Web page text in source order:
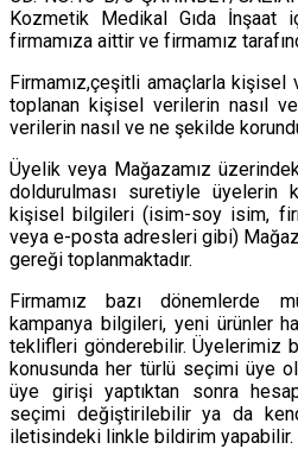
Kozmetik Medikal Gıda
firmamıza aittir ve firmamız
Firmamız,çeşitli amaçlarla kişisel
toplanan kişisel verilerin nasıl
verilerin nasıl ve ne şekilde
Üyelik veya Mağazamız
doldurulması suretiyle üyelerin
kişisel bilgileri (isim-soy isim,
veya e-posta adresleri gibi)
gereği toplanmaktadır.
Firmamız bazı dönemlerde
kampanya bilgileri, yeni ürünler
teklifleri gönderebilir. Üyelerimiz
konusunda her türlü seçimi üye
üye girişi yaptıktan sonra
seçimi değiştirilebilir ya da
iletisindeki linkle bildirim yapabilir.